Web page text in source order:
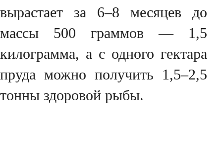
вырастает за 6–8 месяцев до
массы 500 граммов — 1,5
килограмма, а с одного гектара
пруда можно получить 1,5–2,5
тонны здоровой рыбы.